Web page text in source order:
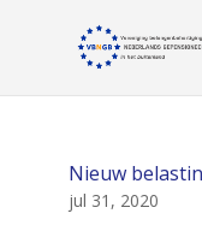
Nieuw
jul 31, 2020